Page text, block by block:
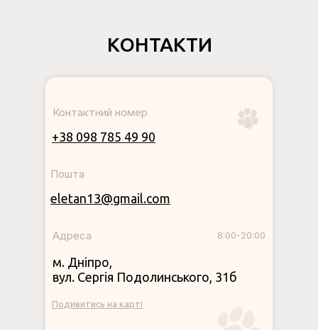
КОНТАКТИ
+38 098 785 49 90
Контактний номер
Пошта
eletan13@gmail.com
Подивитись на карті
8:00-20:00
Адреса
м. Дніпро,
вул. Сергія Подолинського, 31б